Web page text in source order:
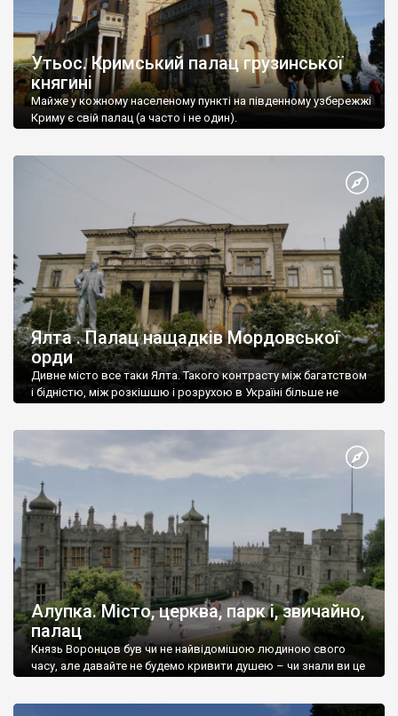
Утьос. Кримський палац грузинської
княгині
Майже у кожному населеному пункті на південному узбережжі
Криму є свій палац (а часто і не один).
Ялта . Палац нащадків Мордовської
орди
Дивне місто все таки Ялта. Такого контрасту між багатством
і бідністю, між розкішшю і розрухою в Україні більше не
Алупка. Місто, церква, парк і, звичайно,
палац
Князь Воронцов був чи не найвідомішою людиною свого
часу, але давайте не будемо кривити душею – чи знали ви це